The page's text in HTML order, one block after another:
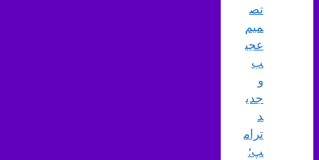
تص
میم
عجی
ب
جدی
د
ترام
پ؛